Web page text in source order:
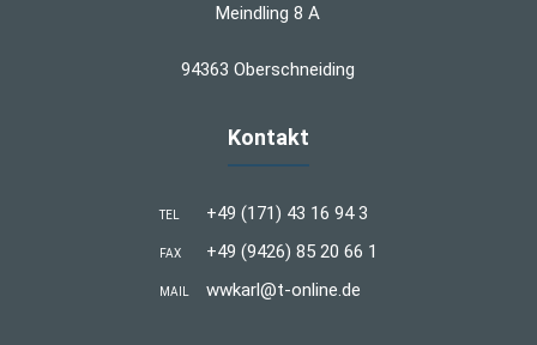
Meindling 8 A
94363 Oberschneiding
Kontakt
TEL +49 (171) 43 16 94 3
FAX +49 (9426) 85 20 66 1
MAIL wwkarl@t-online.de